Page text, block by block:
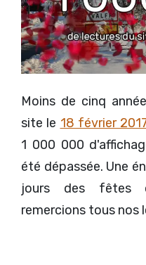
Moins de cinq
site le 18 février
1 000 000
été dépassée. Une
jours des fêtes
remercions tous nos